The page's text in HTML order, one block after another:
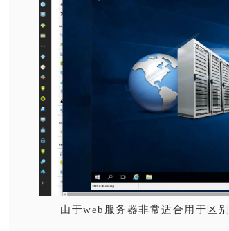
由于web服务器非常适合用于区